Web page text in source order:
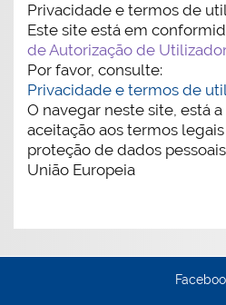
Privacidade e termos de
Este site está em
de Autorização de
Por favor, consulte:
Privacidade e termos de
O navegar neste site, está
aceitação aos termos
proteção de dados
União Europeia